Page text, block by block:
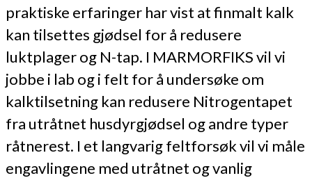
praktiske erfaringer har vist at finmalt kalk
kan tilsettes gjødsel for å redusere
luktplager og N-tap. I MARMORFIKS vil vi
jobbe i lab og i felt for å undersøke om
kalktilsetning kan redusere Nitrogentapet
fra utråtnet husdyrgjødsel og andre typer
råtnerest. I et langvarig feltforsøk vil vi måle
engavlingene med utråtnet og vanlig